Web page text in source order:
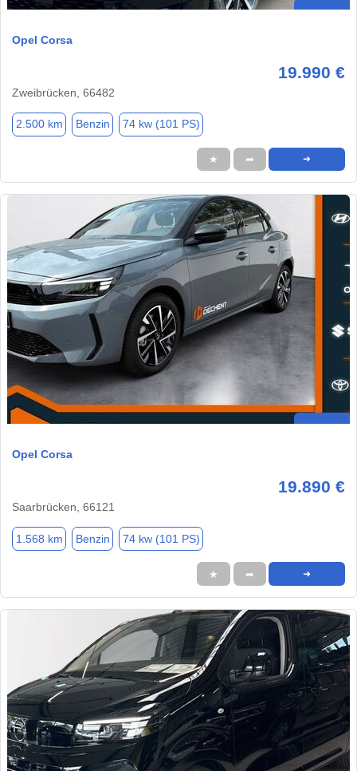
Opel Corsa
19.990 €
Zweibrücken, 66482
2.500 km Benzin 74 kw (101 PS)
★ ➦ ➜
Opel Corsa
19.890 €
Saarbrücken, 66121
1.568 km Benzin 74 kw (101 PS)
★ ➦ ➜